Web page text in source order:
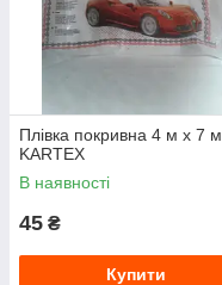
Плівка покривна 4 м x 7 м
KARTEX
В наявності
45 ₴
Купити